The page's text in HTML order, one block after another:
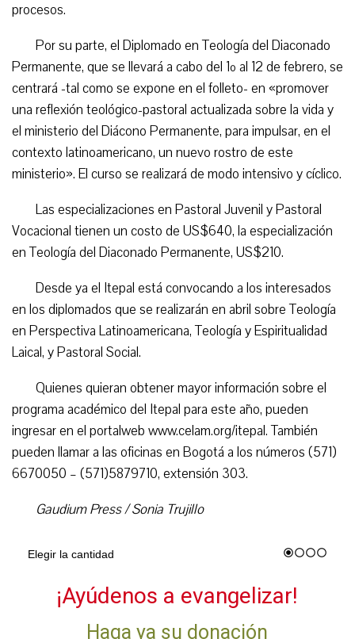
procesos.
Por su parte, el Diplomado en Teología del Diaconado
Permanente, que se llevará a cabo del 1º al 12 de febrero, se
centrará -tal como se expone en el folleto- en «promover
una reflexión teológico-pastoral actualizada sobre la vida y
el ministerio del Diácono Permanente, para impulsar, en el
contexto latinoamericano, un nuevo rostro de este
ministerio». El curso se realizará de modo intensivo y cíclico.
Las especializaciones en Pastoral Juvenil y Pastoral
Vocacional tienen un costo de US$640, la especialización
en Teología del Diaconado Permanente, US$210.
Desde ya el Itepal está convocando a los interesados
en los diplomados que se realizarán en abril sobre Teología
en Perspectiva Latinoamericana, Teología y Espiritualidad
Laical, y Pastoral Social.
Quienes quieran obtener mayor información sobre el
programa académico del Itepal para este año, pueden
ingresar en el portalweb www.celam.org/itepal. También
pueden llamar a las oficinas en Bogotá a los números (571)
6670050 – (571)5879710, extensión 303.
Gaudium Press / Sonia Trujillo